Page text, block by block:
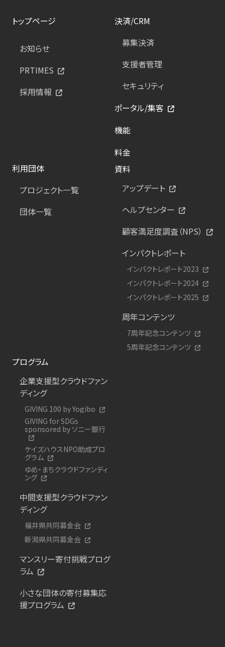
トップページ
お知らせ
PRTIMES
採用情報
決済/CRM
募集決済
支援者管理
セキュリティ
ポータル/集客
機能
料金
利用団体
プロジェクト一覧
団体一覧
資料
アップデート
ヘルプセンター
顧客満足度調査（NPS）
インパクトレポート
インパクトレポート2023
インパクトレポート2024
インパクトレポート2025
周年コンテンツ
7周年記念コンテンツ
5周年記念コンテンツ
プログラム
企業支援型クラウドファン
ディング
GIVING 100 by Yogibo
GIVING for SDGs
sponsored by ソニー銀行
ケイズハウスNPO助成プロ
グラム
ゆめ・まちクラウドファンディ
ング
中間支援型クラウドファン
ディング
福井県共同募金会
新潟県共同募金会
マンスリー寄付挑戦プログ
ラム
小さな団体の寄付募集応
援プログラム